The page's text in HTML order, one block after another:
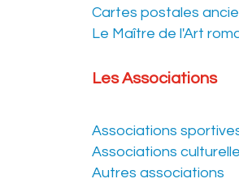
Cartes postales
Le Maître de l'Art
Les Associations
Associations
Associations
Autres associations